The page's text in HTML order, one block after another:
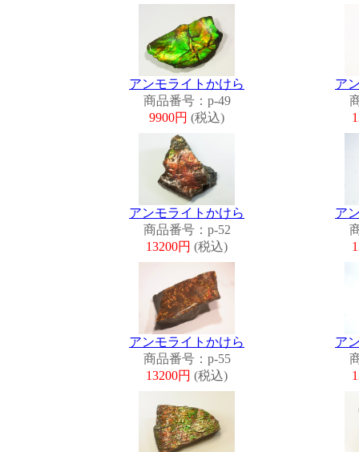
アンモライトかけら
商品番号：p-49
9900円 (税込)
ア
アンモライトかけら
商品番号：p-52
13200円 (税込)
ア
アンモライトかけら
商品番号：p-55
13200円 (税込)
ア